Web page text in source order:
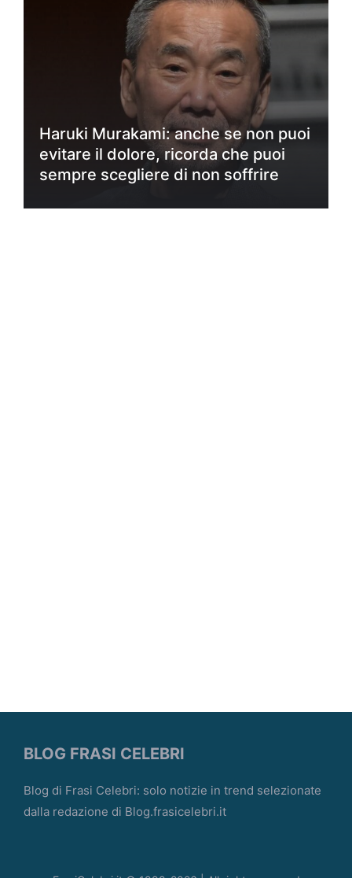
Haruki Murakami: anche se non puoi
evitare il dolore, ricorda che puoi
sempre scegliere di non soffrire
BLOG FRASI CELEBRI
Blog di Frasi Celebri: solo notizie in trend selezionate
dalla redazione di Blog.frasicelebri.it